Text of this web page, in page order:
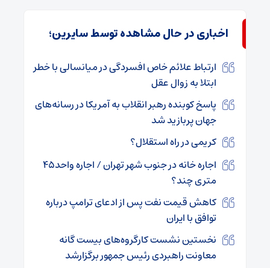
اخباری در حال مشاهده توسط سایرین؛
ارتباط علائم خاص افسردگی در میانسالی با خطر
ابتلا به زوال عقل
پاسخ کوبنده رهبر انقلاب به آمریکا در رسانه‌های
جهان پربازید شد
کریمی در راه استقلال؟
اجاره خانه در جنوب شهر تهران / اجاره واحد۴۵
متری چند؟
کاهش قیمت نفت پس از ادعای ترامپ درباره
توافق با ایران
نخستین نشست کارگروه‌های بیست گانه
معاونت راهبردی رئیس جمهور برگزارشد